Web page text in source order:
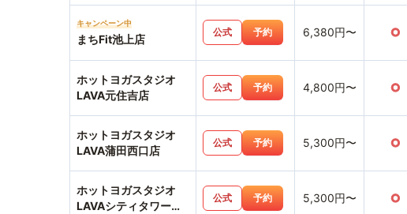
キャンペーン中
まちFit池上店
公式 予約 6,380円〜 ○
ホットヨガスタジオ
LAVA元住吉店
公式 予約 4,800円〜 ○
ホットヨガスタジオ
LAVA蒲田西口店
公式 予約 5,300円〜 ○
ホットヨガスタジオ
LAVAシティタワー武
公式 予約 5,300円〜 ○